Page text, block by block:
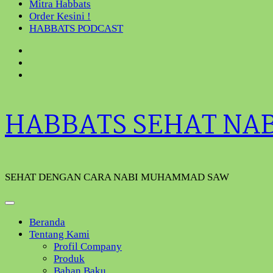
Mitra Habbats
Order Kesini !
HABBATS PODCAST
HABBATS SEHAT
SEHAT DENGAN CARA NABI MUHAMMAD SAW
Beranda
Tentang Kami
Profil Company
Produk